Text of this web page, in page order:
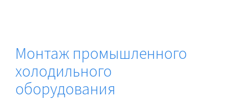
Монтаж промышленного
холодильного
оборудования